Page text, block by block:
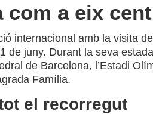
com a eix
internacional amb la visita
de juny. Durant la seva
de Barcelona, l’Estadi
Família.
el recorregut